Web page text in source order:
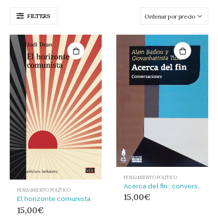
FILTERS
PENSAMIENTO POLÍTICO
El horizonte comunista
15,00€
PENSAMIENTO POLÍTICO
15,00€